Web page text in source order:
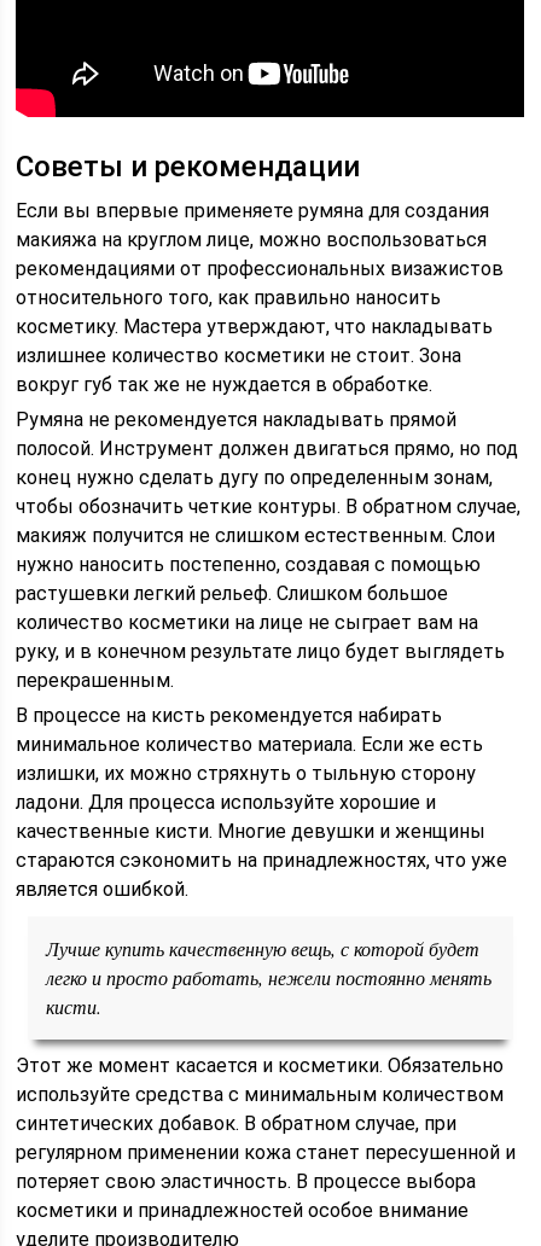
Советы и рекомендации
Если вы впервые применяете румяна для создания
макияжа на круглом лице, можно воспользоваться
рекомендациями от профессиональных визажистов
относительного того, как правильно наносить
косметику. Мастера утверждают, что накладывать
излишнее количество косметики не стоит. Зона
вокруг губ так же не нуждается в обработке.
Румяна не рекомендуется накладывать прямой
полосой. Инструмент должен двигаться прямо, но под
конец нужно сделать дугу по определенным зонам,
чтобы обозначить четкие контуры. В обратном случае,
макияж получится не слишком естественным. Слои
нужно наносить постепенно, создавая с помощью
растушевки легкий рельеф. Слишком большое
количество косметики на лице не сыграет вам на
руку, и в конечном результате лицо будет выглядеть
перекрашенным.
В процессе на кисть рекомендуется набирать
минимальное количество материала. Если же есть
излишки, их можно стряхнуть о тыльную сторону
ладони. Для процесса используйте хорошие и
качественные кисти. Многие девушки и женщины
стараются сэкономить на принадлежностях, что уже
является ошибкой.
Лучше купить качественную вещь, с которой будет
легко и просто работать, нежели постоянно менять
кисти.
Этот же момент касается и косметики. Обязательно
используйте средства с минимальным количеством
синтетических добавок. В обратном случае, при
регулярном применении кожа станет пересушенной и
потеряет свою эластичность. В процессе выбора
косметики и принадлежностей особое внимание
уделите производителю